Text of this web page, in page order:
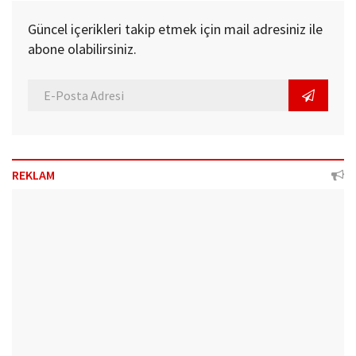
Güncel içerikleri takip etmek için mail adresiniz ile
abone olabilirsiniz.
REKLAM